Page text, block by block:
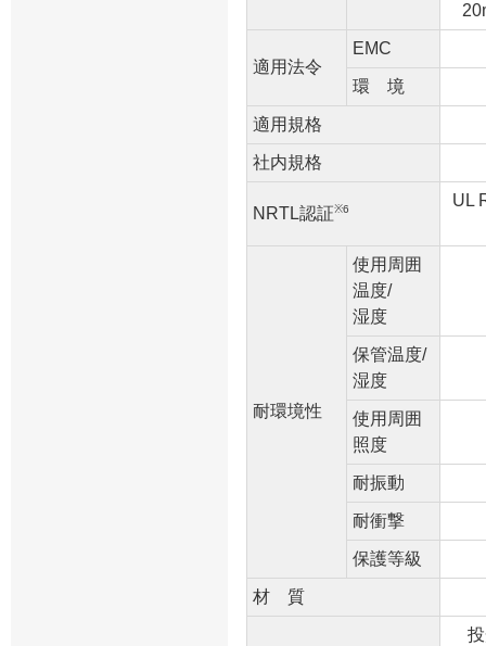
適用法令
EMC
環 境
適用規格
社内規格
NRTL認証※6 UL
耐環境性
使用周囲
温度/
湿度
保管温度/
湿度
使用周囲
照度
耐振動
耐衝撃
保護等級
材 質